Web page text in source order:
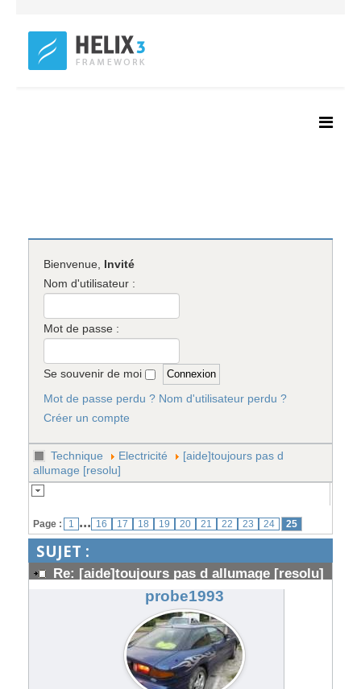
Bienvenue, Invité
Nom d'utilisateur :
Mot de passe :
Se souvenir de moi
Mot de passe perdu ? Nom d'utilisateur perdu ?
Créer un compte
Technique Electricité
[aide]toujours pas d
allumage [resolu]
Page : 1 ... 16 17 18 19 20 21 22 23 24 25
SUJET :
Re: [aide]toujours pas d allumage [resolu]
probe1993